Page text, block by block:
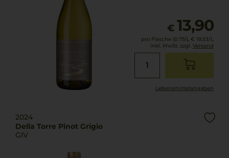
€ 13,90
pro Flasche (0.75l), € 18,53/L
inkl. MwSt. zzgl. Versand
Lebensmittel­angaben
2024
Della Torre Pinot Grigio
GIV